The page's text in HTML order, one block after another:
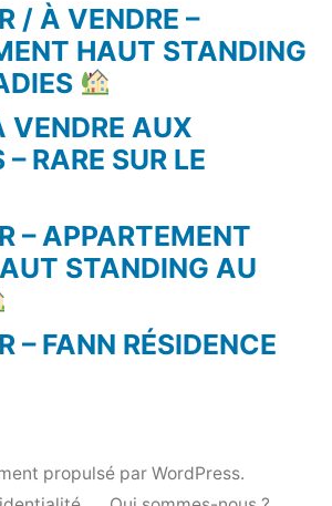
/ À VENDRE –
HAUT STANDING
VENDRE AUX
RARE SUR LE
– APPARTEMENT
STANDING AU
– FANN RÉSIDENCE
propulsé par WordPress.